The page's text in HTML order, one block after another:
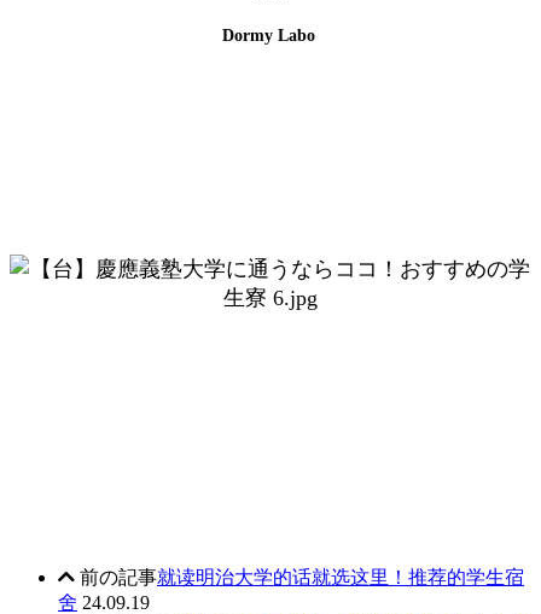
Dormy Labo
前の記事就读明治大学的话就选这里！推荐的学生宿
舍 24.09.19